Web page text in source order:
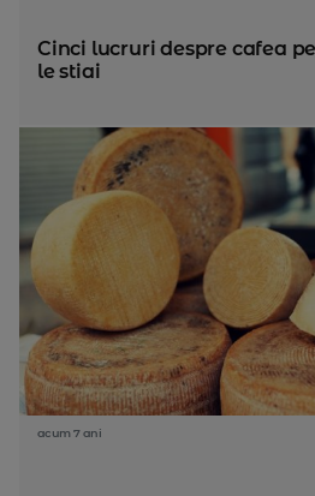
Cinci lucruri despre cafea
le stiai
acum 7 ani